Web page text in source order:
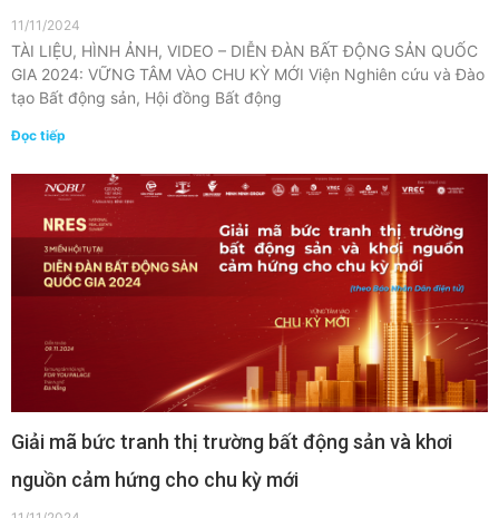
11/11/2024
TÀI LIỆU, HÌNH ẢNH, VIDEO – DIỄN ĐÀN BẤT ĐỘNG SẢN QUỐC
GIA 2024: VỮNG TÂM VÀO CHU KỲ MỚI Viện Nghiên cứu và Đào
tạo Bất động sản, Hội đồng Bất động
Đọc tiếp
Giải mã bức tranh thị trường bất động sản và khơi
nguồn cảm hứng cho chu kỳ mới